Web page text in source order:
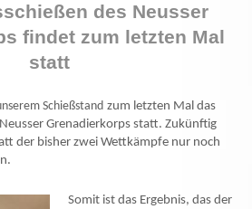
des Neusser
findet zum letzten Mal
statt
Schießstand zum letzten Mal das
Grenadierkorps statt. Zukünftig
der bisher zwei Wettkämpfe nur noch
Somit ist das Ergebnis, das der